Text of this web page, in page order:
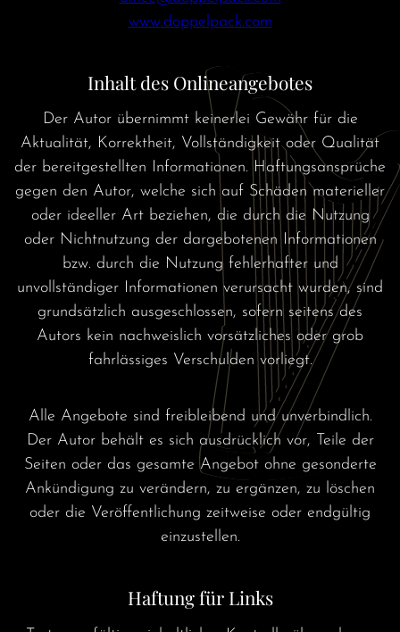
www.doppelpack.com
Inhalt des Onlineangebotes
Der Autor übernimmt keinerlei Gewähr für die
Aktualität, Korrektheit, Vollständigkeit oder Qualität
der bereitgestellten Informationen. Haftungsansprüche
gegen den Autor, welche sich auf Schäden materieller
oder ideeller Art beziehen, die durch die Nutzung
oder Nichtnutzung der dargebotenen Informationen
bzw. durch die Nutzung fehlerhafter und
unvollständiger Informationen verursacht wurden, sind
grundsätzlich ausgeschlossen, sofern seitens des
Autors kein nachweislich vorsätzliches oder grob
fahrlässiges Verschulden vorliegt.
Alle Angebote sind freibleibend und unverbindlich.
Der Autor behält es sich ausdrücklich vor, Teile der
Seiten oder das gesamte Angebot ohne gesonderte
Ankündigung zu verändern, zu ergänzen, zu löschen
oder die Veröffentlichung zeitweise oder endgültig
einzustellen.
Haftung für Links